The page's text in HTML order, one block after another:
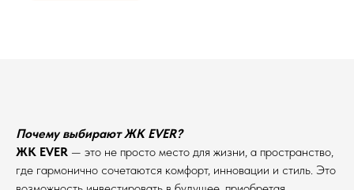
Почему выбирают ЖК EVER?
ЖК EVER — это не просто место для жизни, а пространство,
где гармонично сочетаются комфорт, инновации и стиль. Это